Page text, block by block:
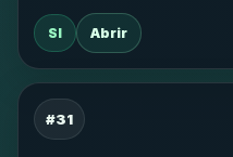
SI Abrir
#31